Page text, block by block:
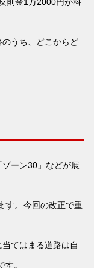
うち、どこからど
ーン30」などが展
。 今回の改正で重
当てはまる道路は自
。